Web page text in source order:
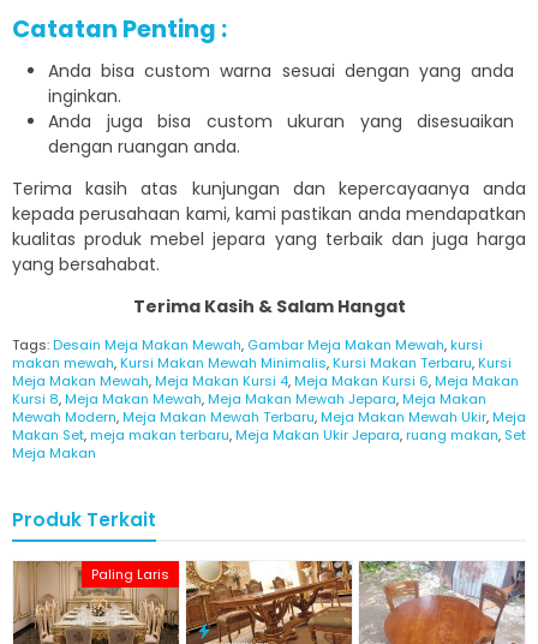
Catatan Penting :
Anda bisa custom warna sesuai dengan yang anda
inginkan.
Anda juga bisa custom ukuran yang disesuaikan
dengan ruangan anda.
Terima kasih atas kunjungan dan kepercayaanya anda
kepada perusahaan kami, kami pastikan anda mendapatkan
kualitas produk mebel jepara yang terbaik dan juga harga
yang bersahabat.
Terima Kasih & Salam Hangat
Tags:Desain Meja Makan Mewah, Gambar Meja Makan Mewah,kursi
makan mewah,Kursi Makan Mewah Minimalis,Kursi Makan Terbaru,Kursi
Meja Makan Mewah,Meja Makan Kursi 4,Meja Makan Kursi 6,Meja Makan
Kursi 8,Meja Makan Mewah,Meja Makan Mewah Jepara,Meja Makan
Mewah Modern,Meja Makan Mewah Terbaru,Meja Makan Mewah Ukir,Meja
Makan Set,meja makan terbaru,Meja Makan Ukir Jepara,ruang makan, Set
Meja Makan
Produk Terkait
Paling Laris